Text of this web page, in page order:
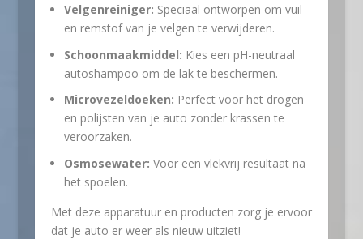
Velgenreiniger: Speciaal ontworpen om vuil
en remstof van je velgen te verwijderen.
Schoonmaakmiddel: Kies een pH-neutraal
autoshampoo om de lak te beschermen.
Microvezeldoeken: Perfect voor het drogen
en polijsten van je auto zonder krassen te
veroorzaken.
Osmosewater: Voor een vlekvrij resultaat na
het spoelen.
Met deze apparatuur en producten zorg je ervoor
dat je auto er weer als nieuw uitziet!